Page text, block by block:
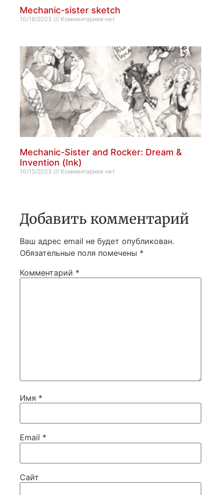
Mechanic-sister sketch
10/18/2023 Комментариев нет
Mechanic-Sister and Rocker: Dream &
Invention (Ink)
10/15/2023 Комментариев нет
Добавить комментарий
Ваш адрес email не будет опубликован.
Обязательные поля помечены *
Комментарий *
Имя *
Email *
Сайт